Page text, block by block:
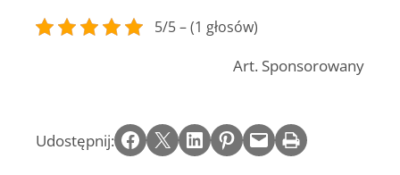
5/5 – (1 głosów)
Art. Sponsorowany
Udostępnij: Share on Facebook Email this Page Share on LinkedIn Share on Pinterest Email this Page Print this Page